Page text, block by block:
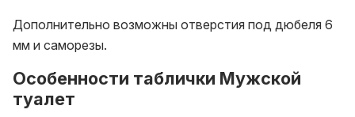
Дополнительно возможны отверстия под дюбеля 6
мм и саморезы.
Особенности таблички Мужской
туалет